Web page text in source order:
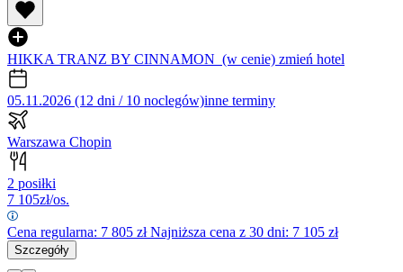
HIKKA TRANZ BY CINNAMON (w cenie) zmień hotel
05.11.2026 (12 dni / 10 noclegów)inne terminy
Warszawa Chopin
2 posiłki
7 105zł/os.
Cena regularna: 7 805 złNajniższa cena z 30 dni: 7 105 zł
Szczegóły